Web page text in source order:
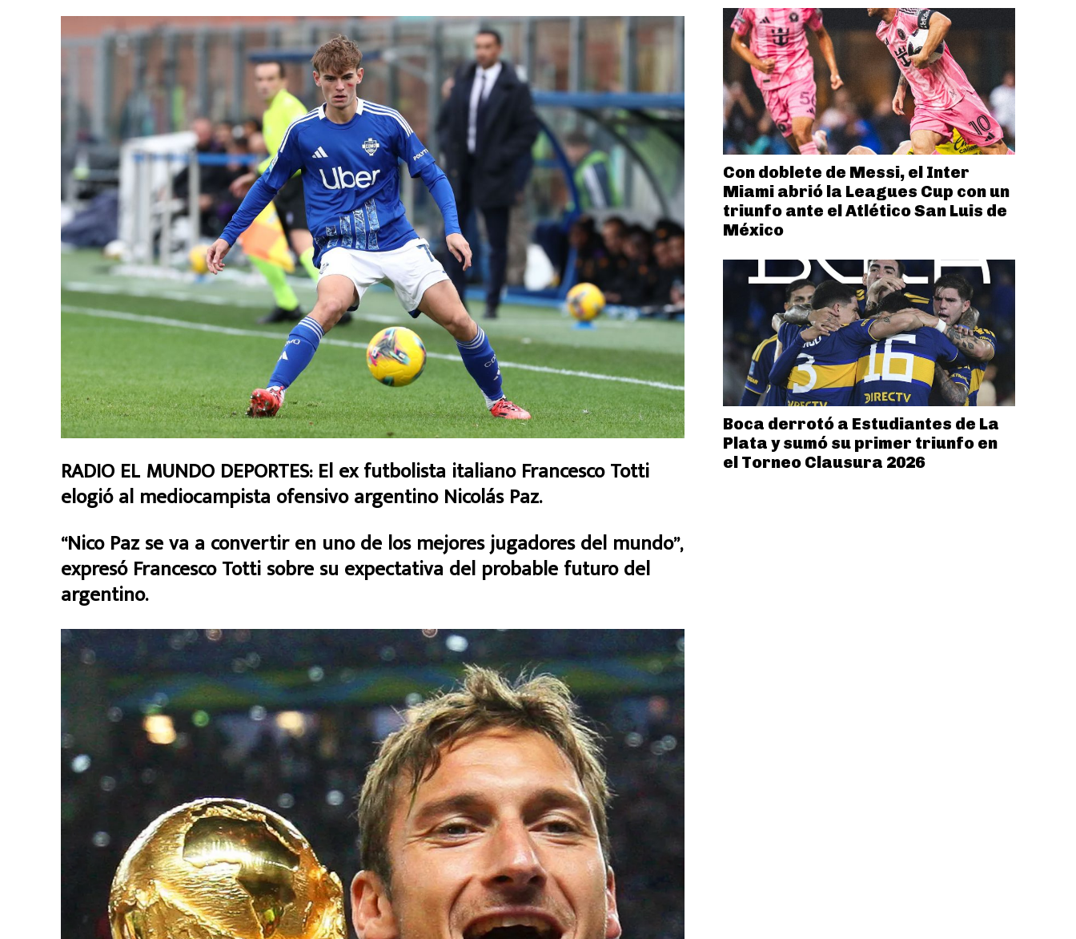
RADIO EL MUNDO DEPORTES: El ex futbolista italiano Francesco Totti
elogió al mediocampista ofensivo argentino Nicolás Paz.
“Nico Paz se va a convertir en uno de los mejores jugadores del mundo”,
expresó Francesco Totti sobre su expectativa del probable futuro del
argentino.
Con doblete de Messi, el Inter
Miami abrió la Leagues Cup con un
triunfo ante el Atlético San Luis de
México
Boca derrotó a Estudiantes de La
Plata y sumó su primer triunfo en
el Torneo Clausura 2026